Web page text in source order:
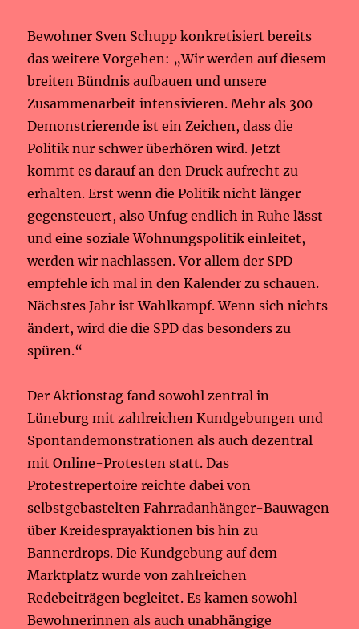
Bewohner Sven Schupp konkretisiert bereits
das weitere Vorgehen: „Wir werden auf diesem
breiten Bündnis aufbauen und unsere
Zusammenarbeit intensivieren. Mehr als 300
Demonstrierende ist ein Zeichen, dass die
Politik nur schwer überhören wird. Jetzt
kommt es darauf an den Druck aufrecht zu
erhalten. Erst wenn die Politik nicht länger
gegensteuert, also Unfug endlich in Ruhe lässt
und eine soziale Wohnungspolitik einleitet,
werden wir nachlassen. Vor allem der SPD
empfehle ich mal in den Kalender zu schauen.
Nächstes Jahr ist Wahlkampf. Wenn sich nichts
ändert, wird die die SPD das besonders zu
spüren.“
Der Aktionstag fand sowohl zentral in
Lüneburg mit zahlreichen Kundgebungen und
Spontandemonstrationen als auch dezentral
mit Online-Protesten statt. Das
Protestrepertoire reichte dabei von
selbstgebastelten Fahrradanhänger-Bauwagen
über Kreidesprayaktionen bis hin zu
Bannerdrops. Die Kundgebung auf dem
Marktplatz wurde von zahlreichen
Redebeiträgen begleitet. Es kamen sowohl
Bewohnerinnen als auch unabhängige